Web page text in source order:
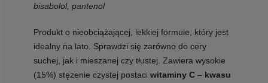
bisabolol, pantenol
Produkt o nieobciążającej, lekkiej formule, który jest
idealny na lato. Sprawdzi się zarówno do cery
suchej, jak i mieszanej czy tłustej. Zawiera wysokie
(15%) stężenie czystej postaci witaminy C –kwasu